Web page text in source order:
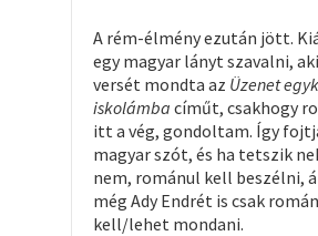
A rém-élmény ezután jött.
egy magyar lányt szavalni,
versét mondta az Üzenet
iskolámba címűt, csakhogy
itt a vég, gondoltam. Így
magyar szót, és ha tetszik
nem, románul kell beszélni,
még Ady Endrét is csak
kell/lehet mondani.